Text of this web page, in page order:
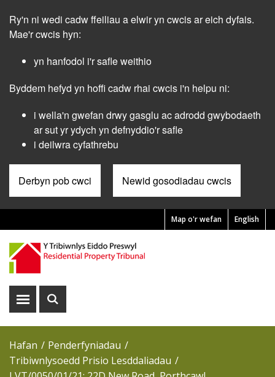
main
Ry'n ni wedi cadw ffeiliau a elwir yn cwcis ar eich dyfais.
Mae'r cwcis hyn:
yn hanfodol i'r safle weithio
Byddem hefyd yn hoffi cadw rhai cwcis i'n helpu ni:
i wella'n gwefan drwy gasglu ac adrodd gwybodaeth
ar sut yr ydych yn defnyddio'r safle
i deilwra cyfathrebu
Derbyn pob cwci Newid gosodiadau cwcis
English
Pre
Header
Menu
Map o'r wefan
DangosDangos
Hafan
Penderfyniadau
Tribiwnlysoedd Prisio Lesddaliadau